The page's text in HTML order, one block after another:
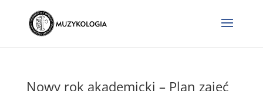
Nowy rok akademicki – Plan zajęć